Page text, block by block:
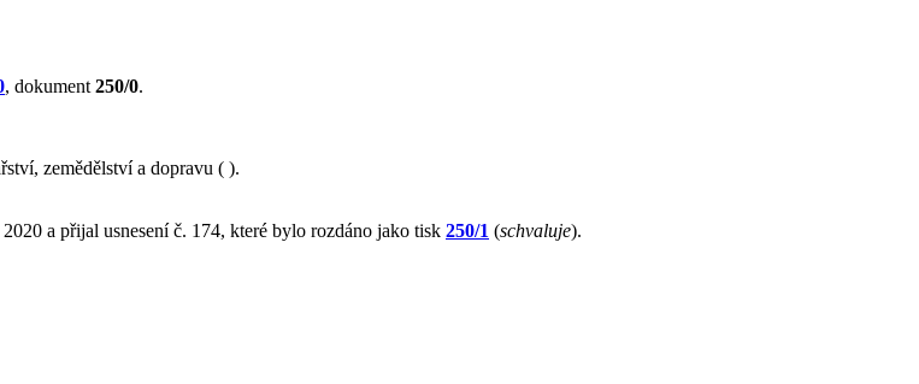
, dokument 250/0.
zemědělství a dopravu ( ).
a přijal usnesení č. 174, které bylo rozdáno jako tisk 250/1 (schvaluje).